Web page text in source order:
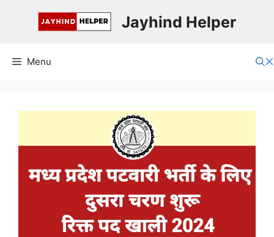
Jayhind Helper
Menu